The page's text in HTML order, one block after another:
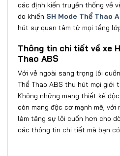
các định kiến truyền thống về
do khiến SH Mode Thể Thao
hút sự quan tâm từ mọi tầng
Thông tin chi tiết về xe
Thao ABS
Với vẻ ngoài sang trọng lôi
Thể Thao ABS thu hút mọi giới
Không những mang thiết kế
còn mang độc cơ mạnh mẽ, với
làm tăng sự lôi cuốn hơn cho
các thông tin chi tiết mà bạn